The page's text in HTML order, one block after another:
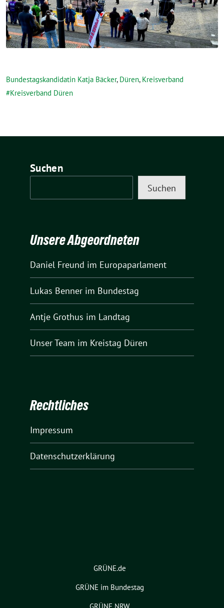
Bundestagskandidatin Katja Bäcker, Düren, Kreisverband
Kreisverband Düren
Suchen
Suchen
Unsere Abgeordneten
Daniel Freund im Europaparlament
Lukas Benner im Bundestag
Antje Grothus im Landtag
Unser Team im Kreistag Düren
Rechtliches
Impressum
Datenschutzerklärung
GRÜNE.de
GRÜNE im Bundestag